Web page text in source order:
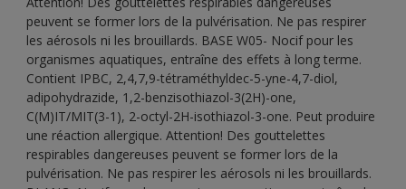
peuvent se former lors de la pulvérisation. Ne pas respirer
les aérosols ni les brouillards. BASE W05- Nocif pour les
organismes aquatiques, entraîne des effets à long terme.
Contient IPBC, 2,4,7,9-tétraméthyldec-5-yne-4,7-diol,
adipohydrazide, 1,2-benzisothiazol-3(2H)-one,
C(M)IT/MIT(3-1), 2-octyl-2H-isothiazol-3-one. Peut produire
une réaction allergique. Attention! Des gouttelettes
respirables dangereuses peuvent se former lors de la
pulvérisation. Ne pas respirer les aérosols ni les brouillards.